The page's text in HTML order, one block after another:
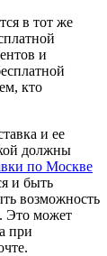
в тот же
и
кто
и ее
должны
по Москве
и быть
возможность
Это может
при